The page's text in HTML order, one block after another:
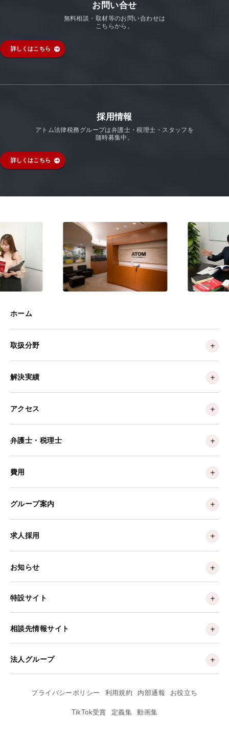
お問い合せ
無料相談・取材等のお問い合わせは
こちらから。
詳しくはこちら
採用情報
アトム法律税務グループは弁護士・税理士・スタッフを
随時募集中。
詳しくはこちら
ホーム
取扱分野
解決実績
アクセス
弁護士・税理士
費用
グループ案内
求人採用
お知らせ
特設サイト
相談先情報サイト
法人グループ
プライバシーポリシー 利用規約 内部通報 お役立ち
TikTok受賞 定義集 動画集